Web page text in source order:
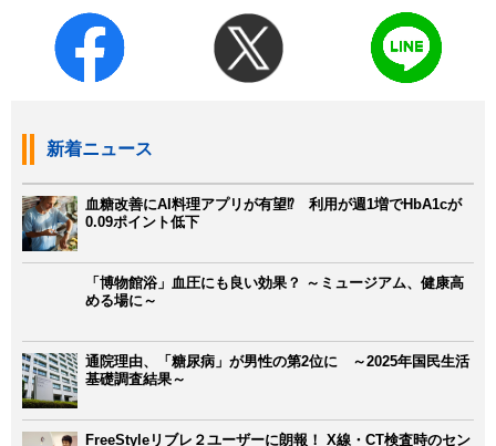
新着ニュース
血糖改善にAI料理アプリが有望⁉ 利用が週1増でHbA1cが
0.09ポイント低下
「博物館浴」血圧にも良い効果？ ～ミュージアム、健康高
める場に～
通院理由、「糖尿病」が男性の第2位に ～2025年国民生活
基礎調査結果～
FreeStyleリブレ２ユーザーに朗報！ X線・CT検査時のセン